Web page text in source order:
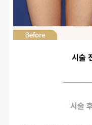
시술
시술